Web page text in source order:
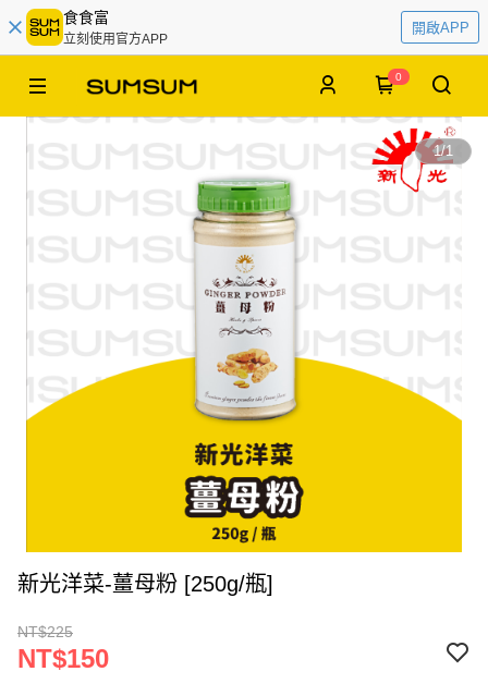
食食富
立刻使用官方APP
開啟APP
0
1/1
新光洋菜-薑母粉 [250g/瓶]
NT$225
NT$150